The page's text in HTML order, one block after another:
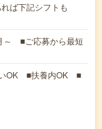
ば下記シフトも
～ ■ご応募から最短
OK ■扶養内OK ■